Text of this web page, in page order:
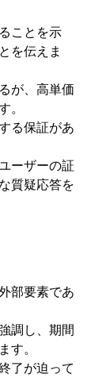
ことを示
を伝えま
が、高単価
。
る保証があ
ーザーの証
質疑応答を
部要素であ
調し、期間
す。
了が迫って